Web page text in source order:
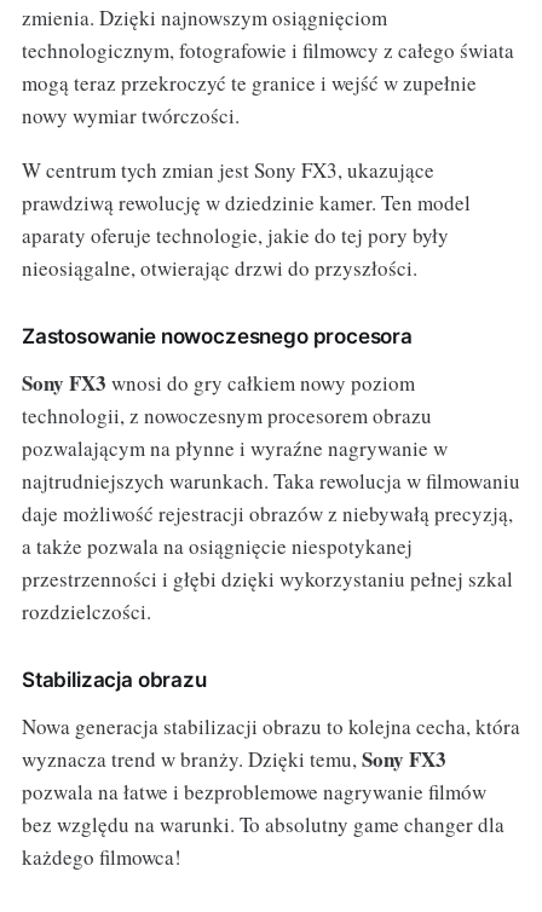
zmienia. Dzięki najnowszym osiągnięciom
technologicznym, fotografowie i filmowcy z całego świata
mogą teraz przekroczyć te granice i wejść w zupełnie
nowy wymiar twórczości.
W centrum tych zmian jest Sony FX3, ukazujące
prawdziwą rewolucję w dziedzinie kamer. Ten model
aparaty oferuje technologie, jakie do tej pory były
nieosiągalne, otwierając drzwi do przyszłości.
Zastosowanie nowoczesnego procesora
Sony FX3 wnosi do gry całkiem nowy poziom
technologii, z nowoczesnym procesorem obrazu
pozwalającym na płynne i wyraźne nagrywanie w
najtrudniejszych warunkach. Taka rewolucja w filmowaniu
daje możliwość rejestracji obrazów z niebywałą precyzją,
a także pozwala na osiągnięcie niespotykanej
przestrzenności i głębi dzięki wykorzystaniu pełnej szkal
rozdzielczości.
Stabilizacja obrazu
Nowa generacja stabilizacji obrazu to kolejna cecha, która
wyznacza trend w branży. Dzięki temu, Sony FX3
pozwala na łatwe i bezproblemowe nagrywanie filmów
bez względu na warunki. To absolutny game changer dla
każdego filmowca!